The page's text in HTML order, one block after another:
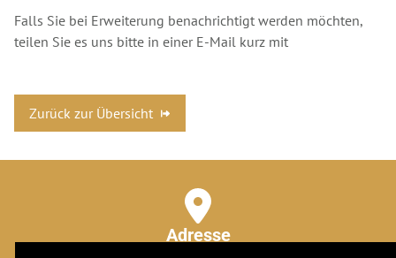
Falls Sie bei Erweiterung benachrichtigt werden möchten,
teilen Sie es uns bitte in einer E-Mail kurz mit
Zurück zur Übersicht
Adresse